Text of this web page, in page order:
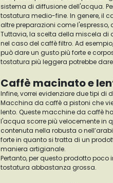
sistema di diffusione dell'acqua.
tostatura medio-fine. In genere, il
altre preparazioni come l'espresso,
Tuttavia, la scelta della miscela di
nel caso del caffè filtro. Ad
può dare un gusto più forte e
tostatura più leggera potrebbe
Caffè macinato e
Infine, vorrei evidenziare due tipi
Macchina da caffè a pistoni che
lento. Queste macchine da caffè
l'acqua scorre più velocemente in
contenuta nella robusta o
forte in quanto si tratta di un
maniera artigianale.
Pertanto, per questo prodotto
tostatura abbastanza grossa.